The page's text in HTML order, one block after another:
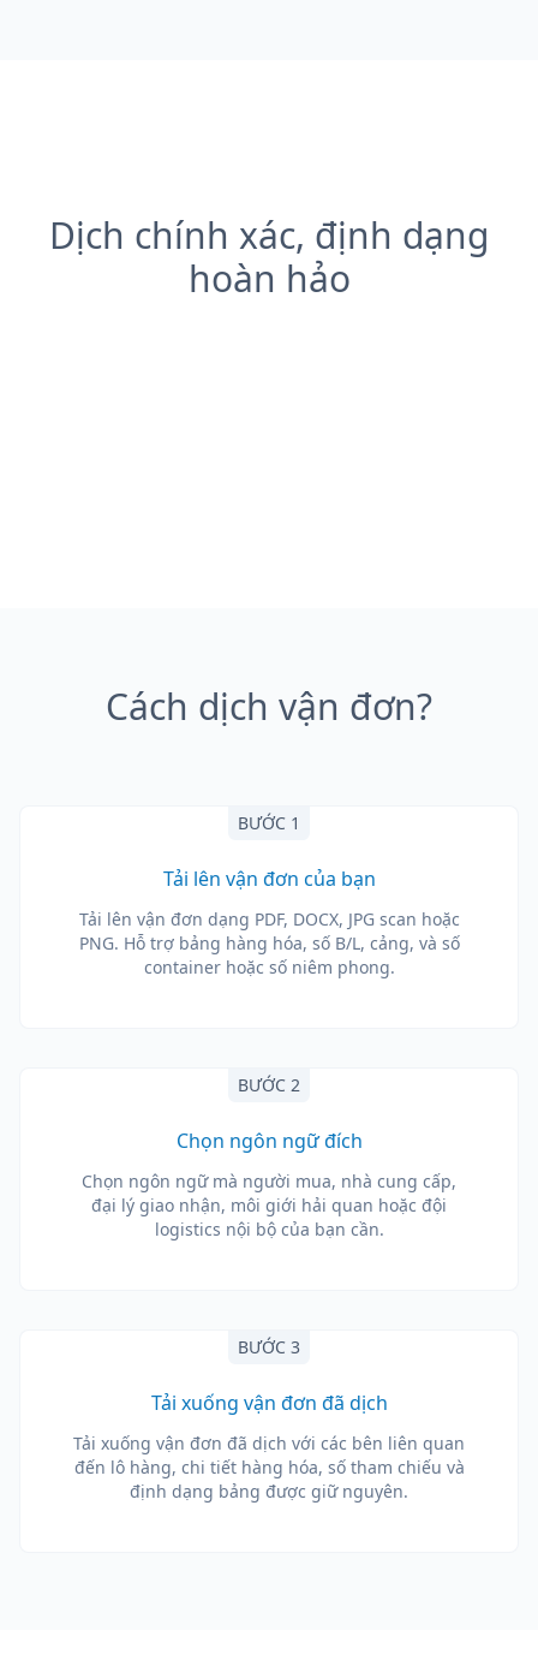
Dịch chính xác, định dạng
hoàn hảo
Cách dịch vận đơn?
BƯỚC 1
Tải lên vận đơn của bạn
Tải lên vận đơn dạng PDF, DOCX, JPG scan hoặc
PNG. Hỗ trợ bảng hàng hóa, số B/L, cảng, và số
container hoặc số niêm phong.
BƯỚC 2
Chọn ngôn ngữ đích
Chọn ngôn ngữ mà người mua, nhà cung cấp,
đại lý giao nhận, môi giới hải quan hoặc đội
logistics nội bộ của bạn cần.
BƯỚC 3
Tải xuống vận đơn đã dịch
Tải xuống vận đơn đã dịch với các bên liên quan
đến lô hàng, chi tiết hàng hóa, số tham chiếu và
định dạng bảng được giữ nguyên.